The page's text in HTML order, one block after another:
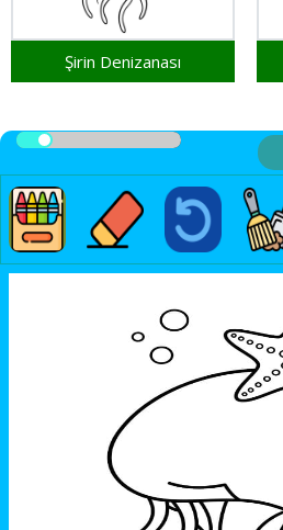
Şirin Denizanası